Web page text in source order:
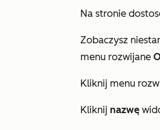
Na stronie
Zobaczysz
menu rozwijane
Kliknij menu
Kliknij nazwę